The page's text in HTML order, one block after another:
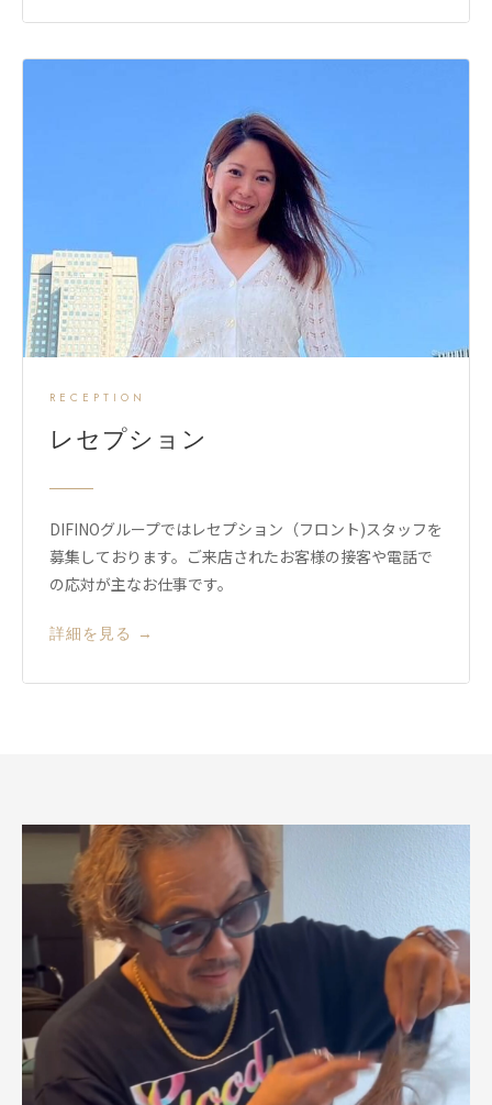
RECEPTION
レセプション
DIFINOグループではレセプション（フロント)スタッフを
募集しております。ご来店されたお客様の接客や電話で
の応対が主なお仕事です。
詳細を見る →